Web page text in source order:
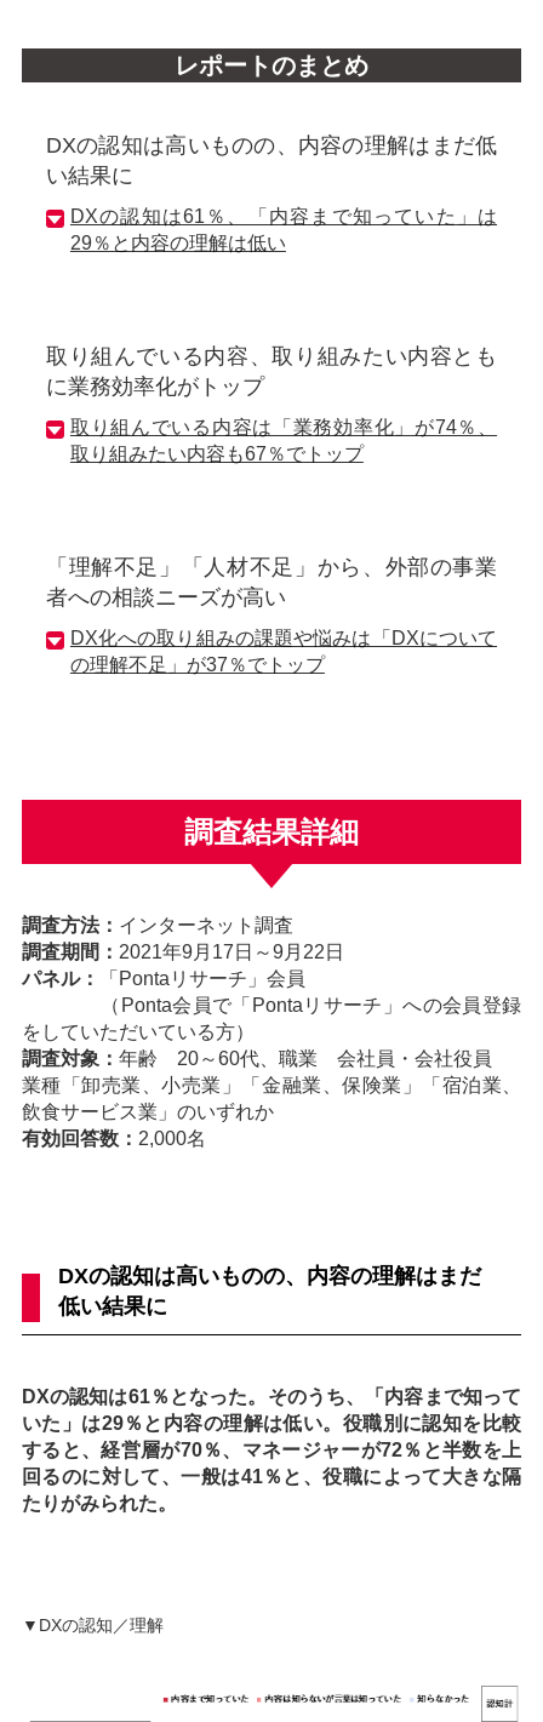
レポートのまとめ
DXの認知は高いものの、内容の理解はまだ低
い結果に
DXの認知は61％、「内容まで知っていた」は
29％と内容の理解は低い
取り組んでいる内容、取り組みたい内容とも
に業務効率化がトップ
取り組んでいる内容は「業務効率化」が74％、
取り組みたい内容も67％でトップ
「理解不足」「人材不足」から、外部の事業
者への相談ニーズが高い
DX化への取り組みの課題や悩みは「DXについて
の理解不足」が37％でトップ
調査結果詳細
調査方法： インターネット調査
調査期間： 2021年9月17日～9月22日
パネル：
「Pontaリサーチ」会員
（Ponta会員で「Pontaリサーチ」への会員登録
をしていただいている方）
調査対象： 年齢 20～60代、職業 会社員・会社役員
業種「卸売業、小売業」「金融業、保険業」「宿泊業、
飲食サービス業」のいずれか
有効回答数： 2,000名
DXの認知は高いものの、内容の理解はまだ
低い結果に
DXの認知は61％となった。そのうち、「内容まで知って
いた」は29％と内容の理解は低い。役職別に認知を比較
すると、経営層が70％、マネージャーが72％と半数を上
回るのに対して、一般は41％と、役職によって大きな隔
たりがみられた。
▼DXの認知／理解